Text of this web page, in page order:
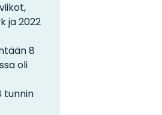
ja 2022
8
oli
tunnin